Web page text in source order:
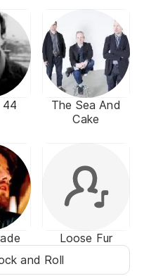
44
The Sea And
Cake
Loose Fur
and Roll